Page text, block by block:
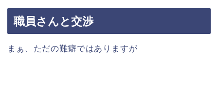
職員さんと交渉
まぁ、ただの難癖ではありますが